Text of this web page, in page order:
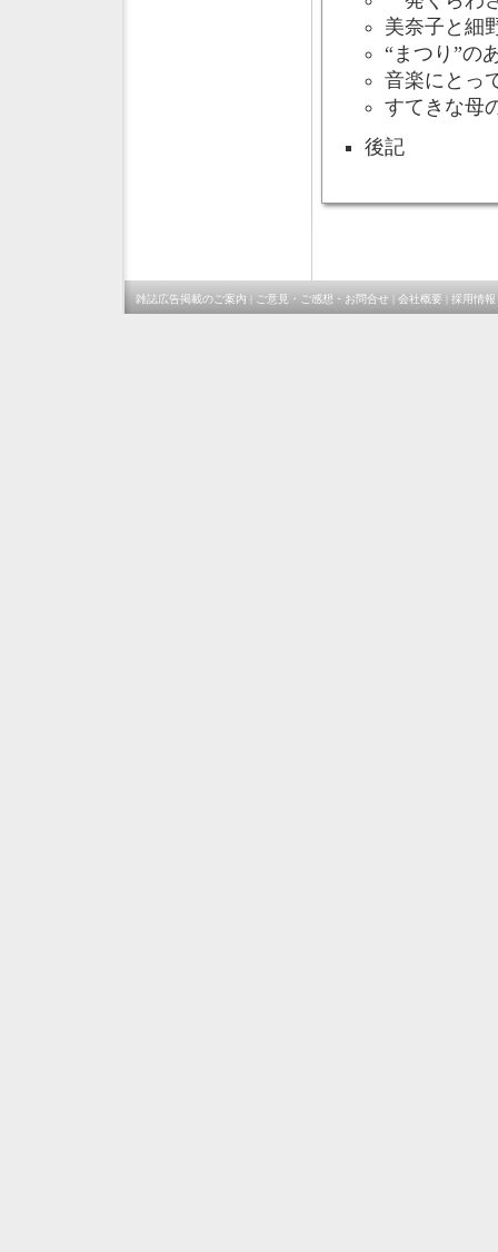
美奈子と細
“まつり”の
音楽にとっ
すてきな母
後記
雑誌広告掲載のご案内 ご意見・ご感想・お問合せ 会社概要 採用情報